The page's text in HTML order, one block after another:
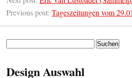
Previous post: Tageszeitungen vom
Design Auswahl